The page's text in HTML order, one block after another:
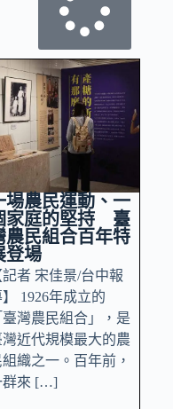
場農民運動、一
家庭的堅持 臺
農民組合百年特
登場
記者 宋佳景/台中報
】 1926年成立的
臺灣農民組合」，是
灣近代規模最大的農
組織之一。百年前，
群來 […]